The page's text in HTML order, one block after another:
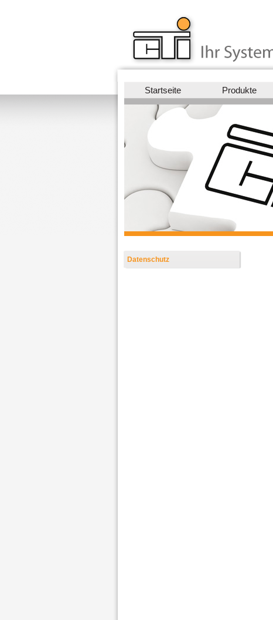
Startseite Produkte
Datenschutz